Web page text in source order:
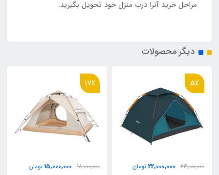
مراحل خرید آنرا درب منزل خود تحویل بگیرید.
دیگر محصولات
5٪
23,000,000
22,000,000 تومان
17٪
18,000,000
15,000,000 تومان